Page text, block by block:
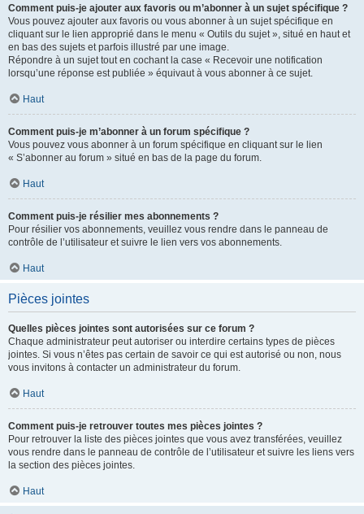
Comment puis-je ajouter aux favoris ou m’abonner à un sujet spécifique ?
Vous pouvez ajouter aux favoris ou vous abonner à un sujet spécifique en
cliquant sur le lien approprié dans le menu « Outils du sujet », situé en haut et
en bas des sujets et parfois illustré par une image.
Répondre à un sujet tout en cochant la case « Recevoir une notification
lorsqu’une réponse est publiée » équivaut à vous abonner à ce sujet.
Haut
Comment puis-je m’abonner à un forum spécifique ?
Vous pouvez vous abonner à un forum spécifique en cliquant sur le lien
« S’abonner au forum » situé en bas de la page du forum.
Haut
Comment puis-je résilier mes abonnements ?
Pour résilier vos abonnements, veuillez vous rendre dans le panneau de
contrôle de l’utilisateur et suivre le lien vers vos abonnements.
Haut
Pièces jointes
Quelles pièces jointes sont autorisées sur ce forum ?
Chaque administrateur peut autoriser ou interdire certains types de pièces
jointes. Si vous n’êtes pas certain de savoir ce qui est autorisé ou non, nous
vous invitons à contacter un administrateur du forum.
Haut
Comment puis-je retrouver toutes mes pièces jointes ?
Pour retrouver la liste des pièces jointes que vous avez transférées, veuillez
vous rendre dans le panneau de contrôle de l’utilisateur et suivre les liens vers
la section des pièces jointes.
Haut